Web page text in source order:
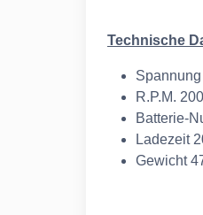
Technische
R.P.M.
Batterie-
Ladezeit
Gewicht